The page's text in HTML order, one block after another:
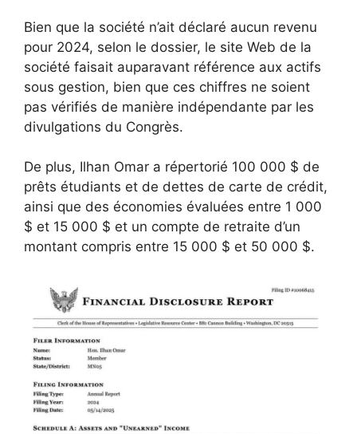
Bien que la société n’ait déclaré aucun revenu
pour 2024, selon le dossier, le site Web de la
société faisait auparavant référence aux actifs
sous gestion, bien que ces chiffres ne soient
pas vérifiés de manière indépendante par les
divulgations du Congrès.
De plus, Ilhan Omar a répertorié 100 000 $ de
prêts étudiants et de dettes de carte de crédit,
ainsi que des économies évaluées entre 1 000
$ et 15 000 $ et un compte de retraite d’un
montant compris entre 15 000 $ et 50 000 $.